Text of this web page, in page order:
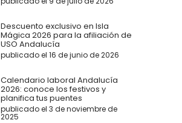
Descuento exclusivo en Isla
Mágica 2026 para la afiliación de
USO Andalucía
publicado el 16 de junio de 2026
Calendario laboral Andalucía
2026: conoce los festivos y
planifica tus puentes
publicado el 3 de noviembre de
2025